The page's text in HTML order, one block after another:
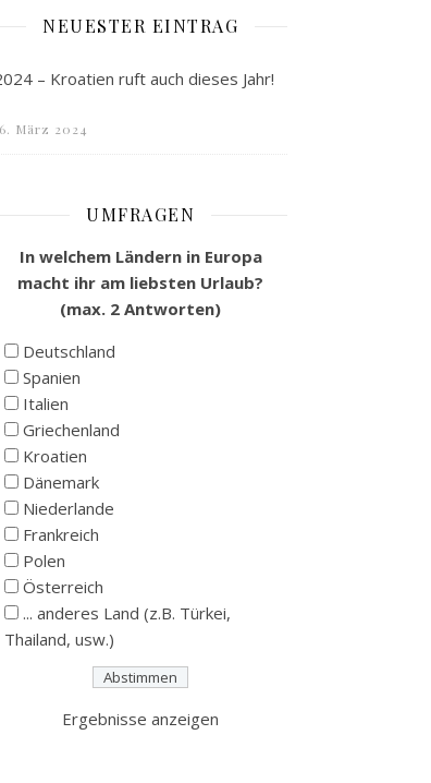
NEUESTER EINTRAG
– Kroatien ruft auch dieses Jahr!
März 2024
UMFRAGEN
In welchem Ländern in Europa
macht ihr am liebsten Urlaub?
(max. 2 Antworten)
Deutschland
Spanien
Italien
Griechenland
Kroatien
Dänemark
Niederlande
Frankreich
Polen
Österreich
... anderes Land (z.B. Türkei,
Thailand, usw.)
Ergebnisse anzeigen